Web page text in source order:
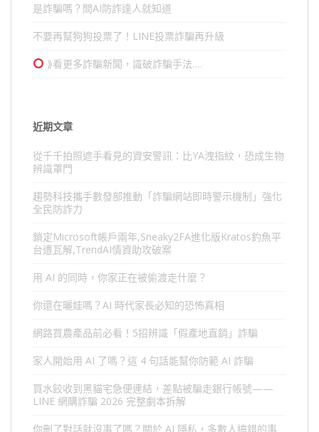
是詐騙嗎？問AI防詐達人就知道
不要再幫狗狗投票了！LINE投票詐騙再升級
⟫看更多詐騙新聞，識破詐騙手法….
近期文章
從千千拍照遮手看見的資安警訊：比YA洩指紋，恐成生物
辨識罩門
趨勢科技攜手數發部推動「詐騙網站即時警示機制」強化
全民防詐力
鎖定Microsoft帳戶兩年,Sneaky2FA進化版Kratos釣魚平
台遭瓦解,TrendAI情資助攻破案
用 AI 的同時，你家正在被偷渡走什麼？
你還在曬娃嗎？AI 時代家長必知的恐怖真相
網路買農產品前必看！5招辨識「假產地直銷」詐騙
家人開始用 AI 了嗎？這 4 句話能幫你防範 AI 詐騙
買水餃收到黑貓宅急便連結，差點被騙走銀行帳號——
LINE 網購詐騙 2026 完整劇本拆解
你刪了對話就沒事了嗎？關於 AI 隱私，多數人搞錯的事